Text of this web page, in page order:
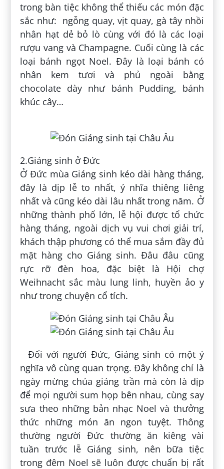
trong bàn tiệc không thể thiếu các món đặc
sắc như: ngỗng quay, vịt quay, gà tây nhồi
nhân hạt dẻ bỏ lò cùng với đó là các loại
rượu vang và Champagne. Cuối cùng là các
loại bánh ngọt Noel. Đây là loại bánh có
nhân kem tươi và phủ ngoài bằng
chocolate dày như bánh Pudding, bánh
khúc cây…
2.Giáng sinh ở Đức
Ở Đức mùa Giáng sinh kéo dài hàng tháng,
đây là dịp lễ to nhất, ý nhĩa thiêng liêng
nhất và cũng kéo dài lâu nhất trong năm. Ở
những thành phố lớn, lễ hội được tổ chức
hàng tháng, ngoài dịch vụ vui chơi giải trí,
khách thập phương có thể mua sắm đầy đủ
mặt hàng cho Giáng sinh. Đâu đâu cũng
rực rỡ đèn hoa, đặc biệt là Hội chợ
Weihnacht sắc màu lung linh, huyền ảo y
như trong chuyện cổ tích.
Đối với người Đức, Giáng sinh có một ý
nghĩa vô cùng quan trọng. Đây không chỉ là
ngày mừng chúa giáng trần mà còn là dịp
để mọi người sum họp bên nhau, cùng say
sưa theo những bản nhạc Noel và thưởng
thức những món ăn ngon tuyệt. Thông
thường người Đức thường ăn kiêng vài
tuần trước lễ Giáng sinh, nên bữa tiệc
trong đêm Noel sẽ luôn được chuẩn bị rất